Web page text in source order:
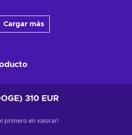
Cargar más
310 EUR
el primero en valorar!